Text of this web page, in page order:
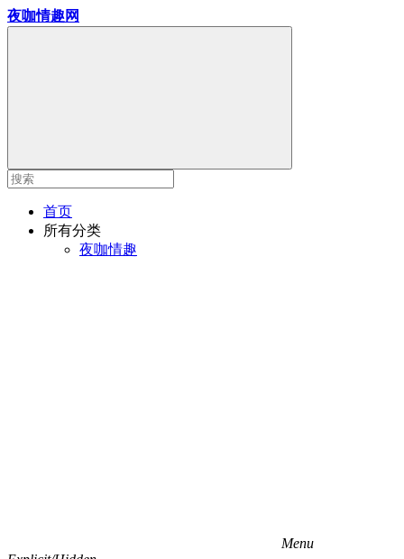
夜咖情趣网
首页
所有分类
夜咖情趣
Menu